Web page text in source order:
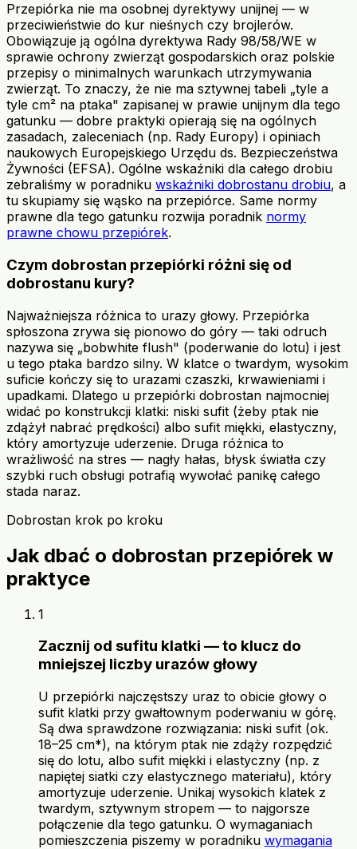
Przepiórka nie ma osobnej dyrektywy unijnej — w
przeciwieństwie do kur nieśnych czy brojlerów.
Obowiązuje ją ogólna dyrektywa Rady 98/58/WE w
sprawie ochrony zwierząt gospodarskich oraz polskie
przepisy o minimalnych warunkach utrzymywania
zwierząt. To znaczy, że nie ma sztywnej tabeli „tyle a
tyle cm² na ptaka" zapisanej w prawie unijnym dla tego
gatunku — dobre praktyki opierają się na ogólnych
zasadach, zaleceniach (np. Rady Europy) i opiniach
naukowych Europejskiego Urzędu ds. Bezpieczeństwa
Żywności (EFSA). Ogólne wskaźniki dla całego drobiu
zebraliśmy w poradniku wskaźniki dobrostanu drobiu, a
tu skupiamy się wąsko na przepiórce. Same normy
prawne dla tego gatunku rozwija poradnik normy
prawne chowu przepiórek.
Czym dobrostan przepiórki różni się od
dobrostanu kury?
Najważniejsza różnica to urazy głowy. Przepiórka
spłoszona zrywa się pionowo do góry — taki odruch
nazywa się „bobwhite flush" (poderwanie do lotu) i jest
u tego ptaka bardzo silny. W klatce o twardym, wysokim
suficie kończy się to urazami czaszki, krwawieniami i
upadkami. Dlatego u przepiórki dobrostan najmocniej
widać po konstrukcji klatki: niski sufit (żeby ptak nie
zdążył nabrać prędkości) albo sufit miękki, elastyczny,
który amortyzuje uderzenie. Druga różnica to
wrażliwość na stres — nagły hałas, błysk światła czy
szybki ruch obsługi potrafią wywołać panikę całego
stada naraz.
Dobrostan krok po kroku
Jak dbać o dobrostan przepiórek w
praktyce
1
Zacznij od sufitu klatki — to klucz do
mniejszej liczby urazów głowy
U przepiórki najczęstszy uraz to obicie głowy o
sufit klatki przy gwałtownym poderwaniu w górę.
Są dwa sprawdzone rozwiązania: niski sufit (ok.
18–25 cm*), na którym ptak nie zdąży rozpędzić
się do lotu, albo sufit miękki i elastyczny (np. z
napiętej siatki czy elastycznego materiału), który
amortyzuje uderzenie. Unikaj wysokich klatek z
twardym, sztywnym stropem — to najgorsze
połączenie dla tego gatunku. O wymaganiach
pomieszczenia piszemy w poradniku wymagania